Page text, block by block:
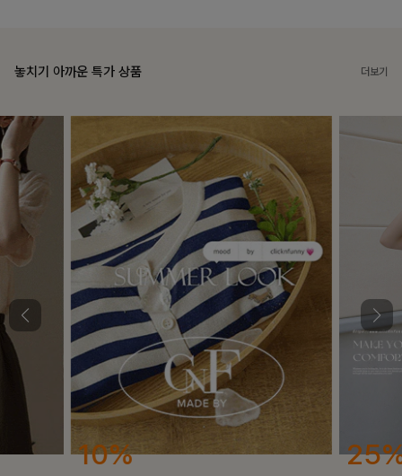
놓치기 아까운 특가 상품 더보기
25% 10%